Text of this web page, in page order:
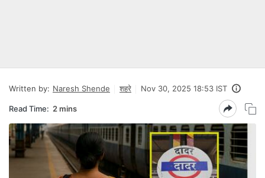
Written by: Naresh Shende शहरे Nov 30, 2025 18:53 IST
Read Time: 2 mins